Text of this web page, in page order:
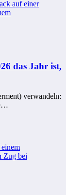
das Jahr ist,
verwandeln: